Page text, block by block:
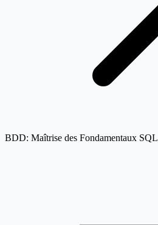
BDD: Maîtrise des Fondamentaux SQL